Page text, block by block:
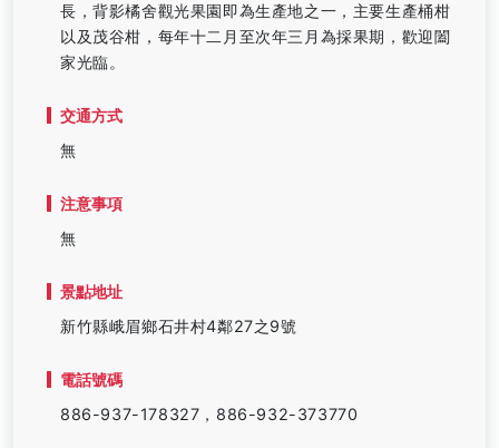
長，背影橘舍觀光果園即為生產地之一，主要生產桶柑
以及茂谷柑，每年十二月至次年三月為採果期，歡迎闔
家光臨。
交通方式
無
注意事項
無
景點地址
新竹縣峨眉鄉石井村4鄰27之9號
電話號碼
886-937-178327，886-932-373770